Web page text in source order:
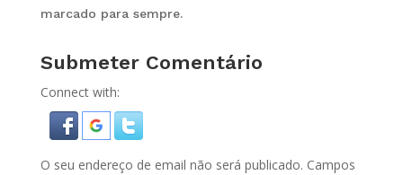
marcado para sempre.
Submeter Comentário
Connect with:
O seu endereço de email não será publicado. Campos